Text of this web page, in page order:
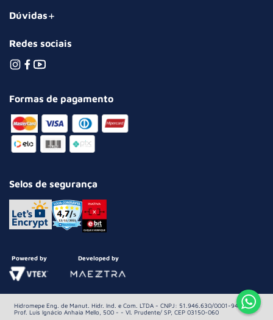
Dúvidas
Redes sociais
Formas de pagamento
Selos de segurança
Powered by Developed by
Hidromepe Eng. de Manut. Hidr. Ind. e Com. LTDA - CNPJ: 51.946.630/0001-94 Av.
Prof. Luis Ignácio Anhaia Mello, 500 - - Vl. Prudente/ SP, CEP 03150-060